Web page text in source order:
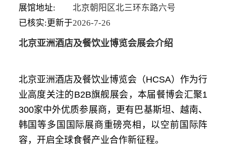
展馆地址:
北京朝阳区北三环东路六号
已核实:更新于2026-7-26
北京亚洲酒店及餐饮业博览会展会介绍
北京亚洲酒店及餐饮业博览会（HCSA）作为行
业高度关注的B2B旗舰展会，本届餐博会汇聚1
300家中外优质参展商，更有巴基斯坦、越南、
韩国等多国国际展商重磅亮相，以空前国际阵
容，开启全球食餐产业合作新征程。